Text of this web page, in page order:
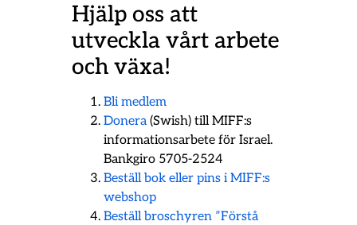
Hjälp oss att
utveckla vårt arbete
och växa!
Bli medlem
Donera(Swish) till MIFF:s
informationsarbete för Israel.
Bankgiro 5705-2524
Beställ bok eller pins i MIFF:s
webshop
Beställ broschyren ”Förstå